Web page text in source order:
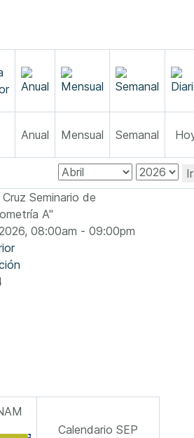
Anual Mensual Semanal
Seminario de
A"
08:00am - 09:00pm
Calendario SEP